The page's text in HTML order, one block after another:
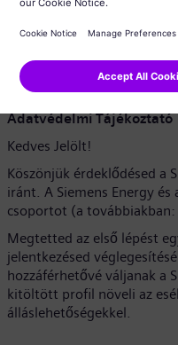
Jelszó megerősítése*
Adatvédelmi Tájékoztató
Kedves Jelölt!
Köszönjük érdeklődésed a
iránt. A Siemens Energy és
csoportot (a továbbiakban:
Megtetted az első lépést
jelentkezésed
hozzáférhetővé váljanak a
kitöltött profil növeli az
álláslehetőségekkel.